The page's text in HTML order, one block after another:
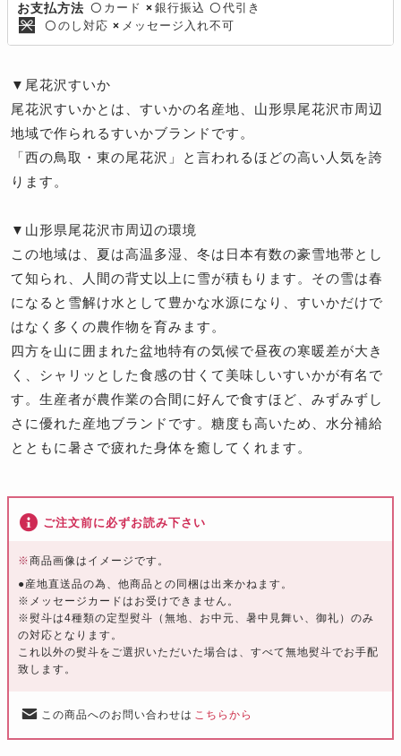
お支払方法 〇 カード × 銀行振込 〇 代引き
〇 のし対応 × メッセージ入れ不可
▼尾花沢すいか
尾花沢すいかとは、すいかの名産地、山形県尾花沢市周辺
地域で作られるすいかブランドです。
「西の鳥取・東の尾花沢」と言われるほどの高い人気を誇
ります。
▼山形県尾花沢市周辺の環境
この地域は、夏は高温多湿、冬は日本有数の豪雪地帯とし
て知られ、人間の背丈以上に雪が積もります。その雪は春
になると雪解け水として豊かな水源になり、すいかだけで
はなく多くの農作物を育みます。
四方を山に囲まれた盆地特有の気候で昼夜の寒暖差が大き
く、シャリッとした食感の甘くて美味しいすいかが有名で
す。生産者が農作業の合間に好んで食すほど、みずみずし
さに優れた産地ブランドです。糖度も高いため、水分補給
とともに暑さで疲れた身体を癒してくれます。
ご注文前に必ずお読み下さい
※商品画像はイメージです。
●産地直送品の為、他商品との同梱は出来かねます。
※メッセージカードはお受けできません。
※熨斗は4種類の定型熨斗（無地、お中元、暑中見舞い、御礼）のみ
の対応となります。
これ以外の熨斗をご選択いただいた場合は、すべて無地熨斗でお手配
致します。
この商品へのお問い合わせは こちらから